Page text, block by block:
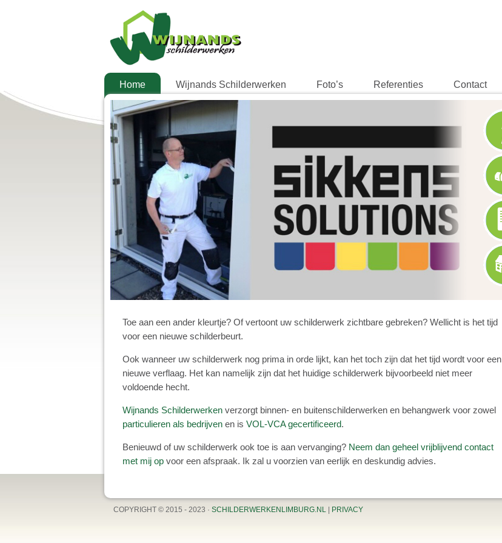
Home Wijnands Schilderwerken Foto’s Referenties Contact
Toe aan een ander kleurtje? Of vertoont uw schilderwerk zichtbare gebreken? Wellicht is het tijd
voor een nieuwe schilderbeurt.
Ook wanneer uw schilderwerk nog prima in orde lijkt, kan het toch zijn dat het tijd wordt voor een
nieuwe verflaag. Het kan namelijk zijn dat het huidige schilderwerk bijvoorbeeld niet meer
voldoende hecht.
Wijnands Schilderwerken verzorgt binnen- en buitenschilderwerken en behangwerk voor zowel
particulieren als bedrijven en is VOL-VCA gecertificeerd.
Benieuwd of uw schilderwerk ook toe is aan vervanging? Neem dan geheel vrijblijvend contact
met mij op voor een afspraak. Ik zal u voorzien van eerlijk en deskundig advies.
COPYRIGHT © 2015 - 2023 · SCHILDERWERKENLIMBURG.NL PRIVACY